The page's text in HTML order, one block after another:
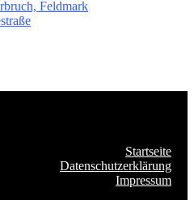
Feldmark
Startseite
Datenschutzerklärung
Impressum